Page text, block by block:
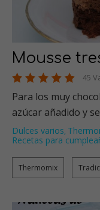
Mousse
45
Para los muy
azúcar añadido y
Dulces varios,
Recetas para
Thermomix